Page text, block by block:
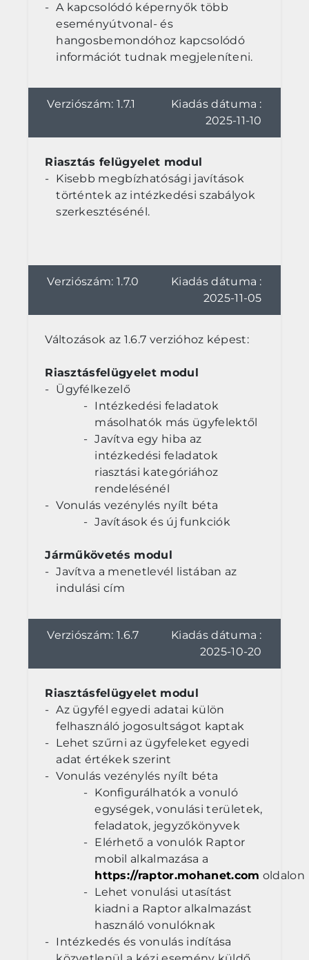
A kapcsolódó képernyők több
eseményútvonal- és
hangosbemondóhoz kapcsolódó
információt tudnak megjeleníteni.
Verziószám: 1.7.1
Kiadás dátuma :
2025-11-10
Riasztás felügyelet modul
Kisebb megbízhatósági javítások
történtek az intézkedési szabályok
szerkesztésénél.
Verziószám: 1.7.0
Kiadás dátuma :
2025-11-05
Változások az 1.6.7 verzióhoz képest:
Riasztásfelügyelet modul
Ügyfélkezelő
Intézkedési feladatok
másolhatók más ügyfelektől
Javítva egy hiba az
intézkedési feladatok
riasztási kategóriához
rendelésénél
Vonulás vezénylés nyílt béta
Javítások és új funkciók
Járműkövetés modul
Javítva a menetlevél listában az
indulási cím
Verziószám: 1.6.7
Kiadás dátuma :
2025-10-20
Riasztásfelügyelet modul
Az ügyfél egyedi adatai külön
felhasználó jogosultságot kaptak
Lehet szűrni az ügyfeleket egyedi
adat értékek szerint
Vonulás vezénylés nyílt béta
Konfigurálhatók a vonuló
egységek, vonulási területek,
feladatok, jegyzőkönyvek
Elérhető a vonulók Raptor
mobil alkalmazása a
https://raptor.mohanet.com oldalon
Lehet vonulási utasítást
kiadni a Raptor alkalmazást
használó vonulóknak
Intézkedés és vonulás indítása